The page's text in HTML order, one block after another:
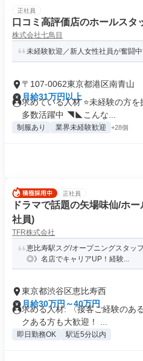
正社員
口コミ高評価店のホールスタ
株式会社七鳥目
未経験歓迎／新人女性社員が奮闘
〒107-0062東京都港区南青山
月給31万円以上
求めている人材 ⭐未経験の方
多数活躍中 ◥◣こんな...
制服あり 業界未経験歓迎 +28個
正社員
ドラマで話題の矢場味仙/ホ
社員)
TFR株式会社
恵比寿駅スグ/オープニングスタッ
◎》名店でキャリアUP！経験...
東京都渋谷区恵比寿西
月給30万円～40万円
求める人材: 〈接客ご経験のあ
クある方も大歓迎！ ...
即日勤務OK 駅近5分以内